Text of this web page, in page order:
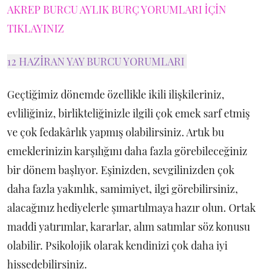
AKREP BURCU AYLIK BURÇ YORUMLARI İÇİN
TIKLAYINIZ
12 HAZİRAN YAY BURCU YORUMLARI
Geçtiğimiz dönemde özellikle ikili ilişkileriniz,
evliliğiniz, birlikteliğinizle ilgili çok emek sarf etmiş
ve çok fedakârlık yapmış olabilirsiniz. Artık bu
emeklerinizin karşılığını daha fazla görebileceğiniz
bir dönem başlıyor. Eşinizden, sevgilinizden çok
daha fazla yakınlık, samimiyet, ilgi görebilirsiniz,
alacağınız hediyelerle şımartılmaya hazır olun. Ortak
maddi yatırımlar, kararlar, alım satımlar söz konusu
olabilir. Psikolojik olarak kendinizi çok daha iyi
hissedebilirsiniz.